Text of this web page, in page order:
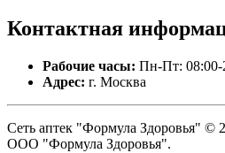
Контактная
Рабочие часы: Пн-Пт: 08:00-
Адрес: г. Москва
Сеть аптек "Формула Здоровья" ©
ООО "Формула Здоровья".